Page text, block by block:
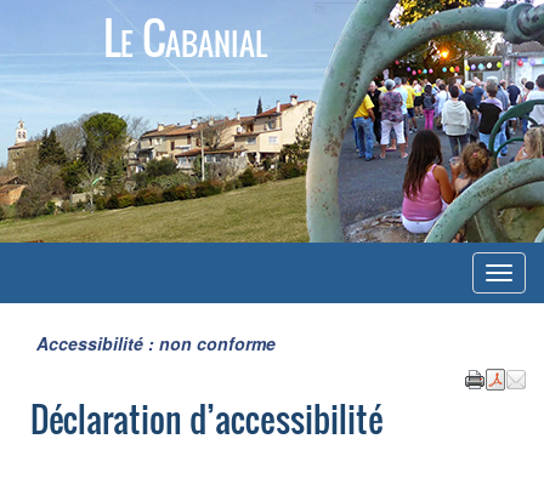
Le Cabanial
Menu
Accessibilité : non conforme
Déclaration d’accessibilité